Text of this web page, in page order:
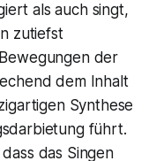
als auch singt,
zutiefst
der
dem Inhalt
Synthese
führt.
das Singen